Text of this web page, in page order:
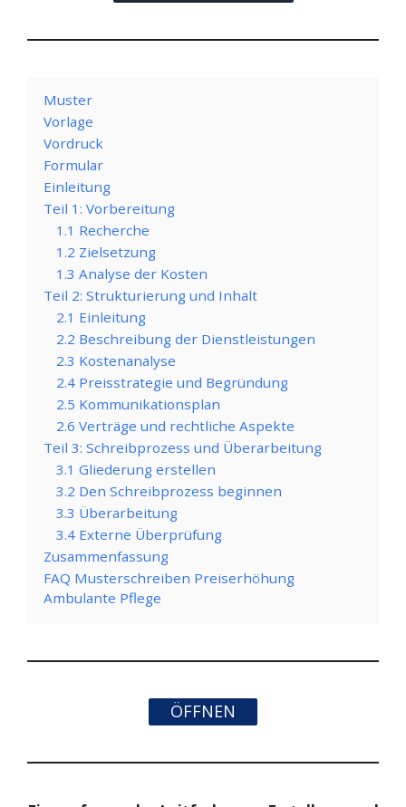
Muster
Vorlage
Vordruck
Formular
Einleitung
Teil 1: Vorbereitung
1.1 Recherche
1.2 Zielsetzung
1.3 Analyse der Kosten
Teil 2: Strukturierung und Inhalt
2.1 Einleitung
2.2 Beschreibung der Dienstleistungen
2.3 Kostenanalyse
2.4 Preisstrategie und Begründung
2.5 Kommunikationsplan
2.6 Verträge und rechtliche Aspekte
Teil 3: Schreibprozess und Überarbeitung
3.1 Gliederung erstellen
3.2 Den Schreibprozess beginnen
3.3 Überarbeitung
3.4 Externe Überprüfung
Zusammenfassung
FAQ Musterschreiben Preiserhöhung
Ambulante Pflege
ÖFFNEN